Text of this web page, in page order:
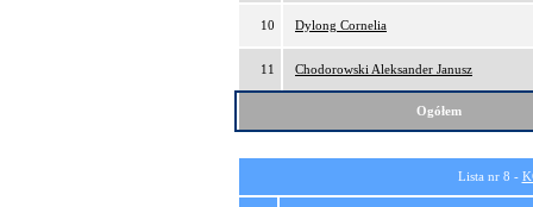
10 Dylong Cornelia
11 Chodorowski Aleksander Janusz
Ogółem
Lista nr 8 -